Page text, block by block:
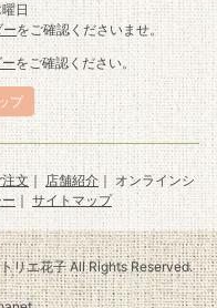
日
ーをご確認くださいませ。
をご確認ください。
プ
文｜店舗紹介｜ オンラインシ
｜ サイトマップ
リエ花子 All Rights Reserved.